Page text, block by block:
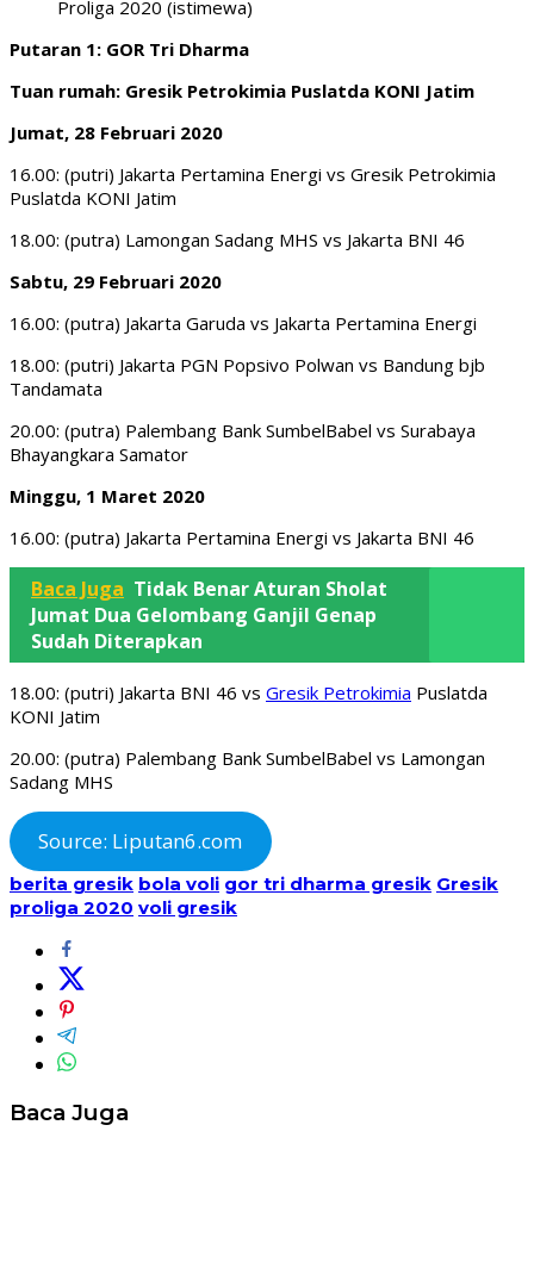
Proliga 2020 (istimewa)
Putaran 1: GOR Tri Dharma
Tuan rumah: Gresik Petrokimia Puslatda KONI Jatim
Jumat, 28 Februari 2020
16.00: (putri) Jakarta Pertamina Energi vs Gresik Petrokimia
Puslatda KONI Jatim
18.00: (putra) Lamongan Sadang MHS vs Jakarta BNI 46
Sabtu, 29 Februari 2020
16.00: (putra) Jakarta Garuda vs Jakarta Pertamina Energi
18.00: (putri) Jakarta PGN Popsivo Polwan vs Bandung bjb
Tandamata
20.00: (putra) Palembang Bank SumbelBabel vs Surabaya
Bhayangkara Samator
Minggu, 1 Maret 2020
16.00: (putra) Jakarta Pertamina Energi vs Jakarta BNI 46
Baca Juga Tidak Benar Aturan Sholat
Jumat Dua Gelombang Ganjil Genap
Sudah Diterapkan
18.00: (putri) Jakarta BNI 46 vs Gresik Petrokimia Puslatda
KONI Jatim
20.00: (putra) Palembang Bank SumbelBabel vs Lamongan
Sadang MHS
Source: Liputan6.com
berita gresik bola voli gor tri dharma gresik Gresik
proliga 2020 voli gresik
Baca Juga